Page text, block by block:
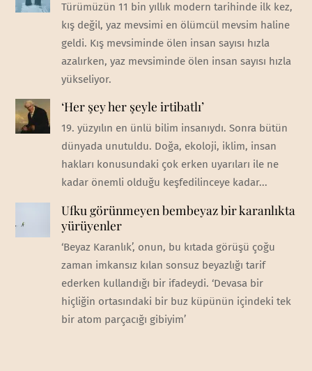
Türümüzün 11 bin yıllık modern tarihinde ilk kez,
kış değil, yaz mevsimi en ölümcül mevsim haline
geldi. Kış mevsiminde ölen insan sayısı hızla
azalırken, yaz mevsiminde ölen insan sayısı hızla
yükseliyor.
‘Her şey her şeyle irtibatlı’
19. yüzyılın en ünlü bilim insanıydı. Sonra bütün
dünyada unutuldu. Doğa, ekoloji, iklim, insan
hakları konusundaki çok erken uyarıları ile ne
kadar önemli olduğu keşfedilinceye kadar...
Ufku görünmeyen bembeyaz bir karanlıkta
yürüyenler
‘Beyaz Karanlık’, onun, bu kıtada görüşü çoğu
zaman imkansız kılan sonsuz beyazlığı tarif
ederken kullandığı bir ifadeydi. ‘Devasa bir
hiçliğin ortasındaki bir buz küpünün içindeki tek
bir atom parçacığı gibiyim’